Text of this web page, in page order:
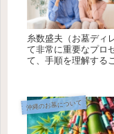
糸数盛夫（お墓ディ
て非常に重要なプロ
て、手順を理解する
沖縄のお墓について